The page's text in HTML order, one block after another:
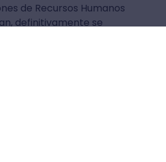
de Recursos Humanos
definitivamente se